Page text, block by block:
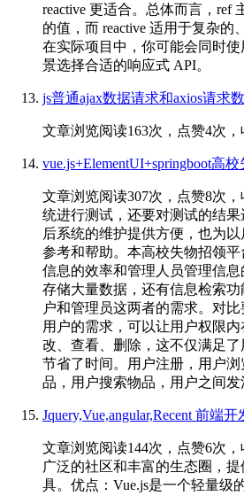
reactive 更适合。总体而言，ref
的值，而 reactive 适用于复杂的
在实际项目中，你可能会同时
景选择合适的响应式 API。
js普通ajax数据请求和axios请求
文章浏览阅读163次，点赞4次
vue.js+ElementUI+springboot高
文章浏览阅读307次，点赞8次
统进行测试，还要对测试的结
后系统的维护提供方便，也为
参考和帮助。本高校失物招领
信息的效率和管理人员管理信
存储大量数据，还有信息检索
户和管理员这两者的需求。对
用户的需求，可以让用户权限
改、查看、删除，这不仅满足
节省了时间。用户注册，用户
品，用户搜索物品，用户之间发
Jquery,Vue,angular,Recent 前端
文章浏览阅读144次，点赞6次，
广泛的社区和丰富的生态圈，
具。优点：Vue.js是一个轻量级